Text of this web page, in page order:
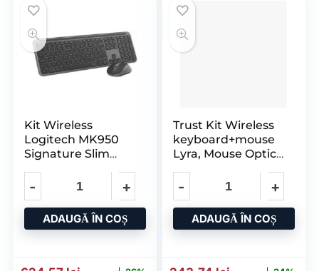
Kit Wireless
Logitech MK950
Signature Slim
Mouse 4000
ADAUGĂ ÎN COȘ
Trust Kit Wireless
keyboard+mouse
Lyra, Mouse Optic,
ADAUGĂ ÎN COȘ